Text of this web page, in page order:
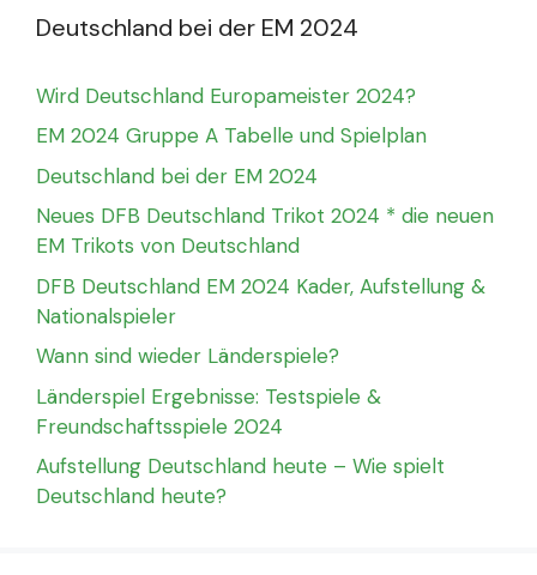
Deutschland bei der EM 2024
Wird Deutschland Europameister 2024?
EM 2024 Gruppe A Tabelle und Spielplan
Deutschland bei der EM 2024
Neues DFB Deutschland Trikot 2024 * die neuen
EM Trikots von Deutschland
DFB Deutschland EM 2024 Kader, Aufstellung &
Nationalspieler
Wann sind wieder Länderspiele?
Länderspiel Ergebnisse: Testspiele &
Freundschaftsspiele 2024
Aufstellung Deutschland heute – Wie spielt
Deutschland heute?